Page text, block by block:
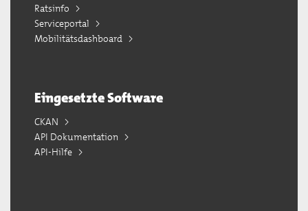
Ratsinfo
Serviceportal
Mobilitätsdashboard
Eingesetzte Software
CKAN
API Dokumentation
API-Hilfe